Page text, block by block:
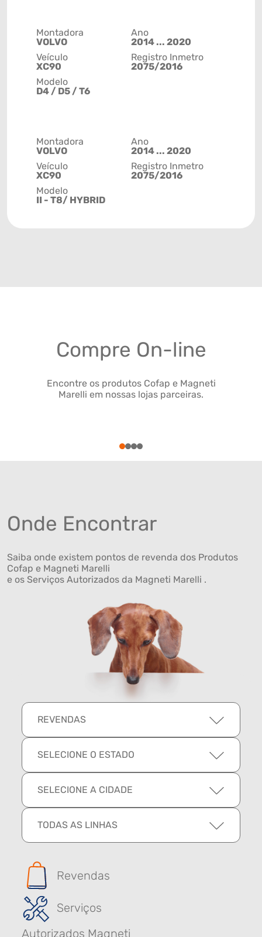
Montadora
VOLVO
Veículo
XC90
Modelo
D4 / D5 / T6
Ano
2014 ... 2020
Registro Inmetro
2075/2016
Montadora
VOLVO
Veículo
XC90
Modelo
II - T8/ HYBRID
Ano
2014 ... 2020
Registro Inmetro
2075/2016
Compre On-line
Encontre os produtos Cofap e Magneti
Marelli em nossas lojas parceiras.
1234
Onde Encontrar
Saiba onde existem pontos de revenda dos Produtos
Cofap e Magneti Marelli
e os Serviços Autorizados da Magneti Marelli .
REVENDAS
SELECIONE O ESTADO
SELECIONE A CIDADE
TODAS AS LINHAS
Revendas
Serviços
Autorizados Magneti